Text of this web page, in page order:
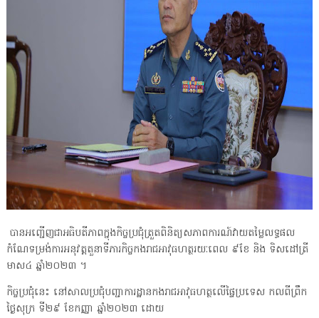
បានអញ្ជើញជាអធិបតីភាពក្នុងកិច្ចប្រជុំត្រួតពិនិត្យសភាពការណ៍វាយតម្លៃលទ្ធផល
កំណែទម្រង់ការអនុវត្តតួនាទីភារកិច្ចកងរាជអាវុធហត្ថរយៈពេល ៩ខែ និង ទិសដៅត្រី
មាស៤ ឆ្នាំ២០២៣ ។
កិច្ចប្រជុំនេះ នៅសាលប្រជុំបញ្ជាការដ្ឋានកងរាជអាវុធហត្ថលើផ្ទៃប្រទេស កលពីព្រឹក
ថ្ងៃសុក្រ ទី២៩ ខែកញ្ញា ឆ្នាំ២០២៣ ដោយ